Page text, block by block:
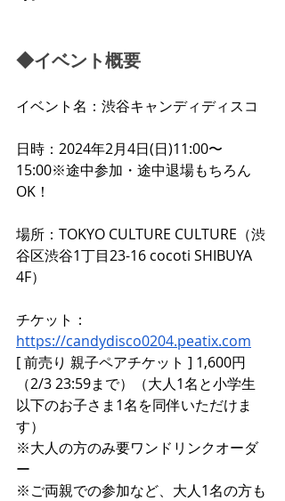
◆イベント概要
イベント名：渋谷キャンディディスコ
日時：2024年2月4日(日)11:00〜
15:00※途中参加・途中退場もちろん
OK！
場所：TOKYO CULTURE CULTURE（渋
谷区渋谷1丁目23-16 cocoti SHIBUYA
4F）
チケット：
https://candydisco0204.peatix.com
[ 前売り 親子ペアチケット ] 1,600円
（2/3 23:59まで）（大人1名と小学生
以下のお子さま1名を同伴いただけま
す）
※大人の方のみ要ワンドリンクオーダ
ー
※ご両親での参加など、大人1名の方も